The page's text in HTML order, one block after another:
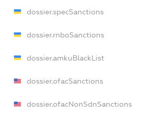
dossier.specSanctions
dossier.rnboSanctions
dossier.amkuBlackList
dossier.ofacSanctions
dossier.ofacNonSdnSanctions